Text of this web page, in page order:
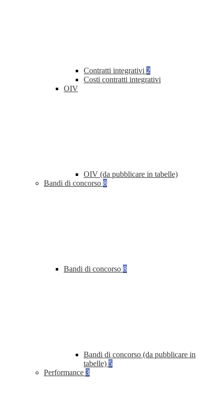
Contratti integrativi 2
Costi contratti integrativi
OIV
OIV (da pubblicare in tabelle)
Bandi di concorso 8
Bandi di concorso 8
Bandi di concorso (da pubblicare in
tabelle) 5
Performance 3